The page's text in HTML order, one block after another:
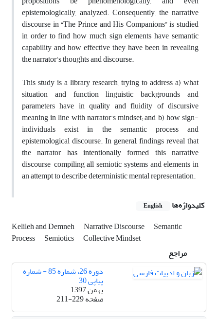
epistemologically, analyzed. Consequently, the narrative
discourse in “The Prince and His Companions” is studied
in order to find how much sign elements have semantic
capability and how effective they have been in revealing
the narrator’s thoughts and discourse.
This study is a library research, trying to address a) what
situation and function linguistic backgrounds and
parameters have in quality and fluidity of discursive
meaning in line with narrator’s mindset; and b) how sign-
individuals exist in the semantic process and
epistemological discourse. In general, findings reveal that
the narrator has intentionally formed this narrative
discourse, compiling all semiotic systems and elements in
an attempt to describe deterministic mental representation.
کلیدواژه‌ها
English
Kelileh and Demneh Narrative Discourse
Semantic
Process
Semiotics
Collective Mindset
مراجع
دوره 26، شماره 85 - شماره
پیاپی 30
بهمن 1397
صفحه211-229